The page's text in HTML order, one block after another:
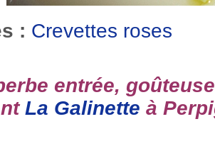
: Crevettes roses
entrée,
La Galinette à